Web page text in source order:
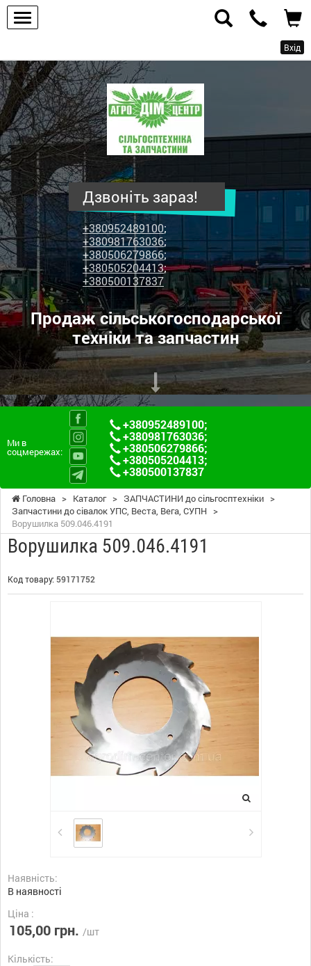
Вхід
ПП
"Агродім-
центр"
-
продаж
сільськогосподарської
техніки
та
запчастин
Дзвоніть зараз!
+380952489100;
+380981763036;
+380506279866;
+380505204413;
+380500137837
Продаж сільськогосподарської
техніки та запчастин
Ми в
соцмережах:
+380952489100;
+380981763036;
+380506279866;
+380505204413;
+380500137837
Головна > Каталог > ЗАПЧАСТИНИ до сільгосптехніки >
Запчастини до сівалок УПС, Веста, Вега, СУПН >
Ворушилка 509.046.4191
Ворушилка 509.046.4191
Код товару: 59171752
Наявність:
В наявності
Ціна :
105,00 грн. /шт
Кількість: